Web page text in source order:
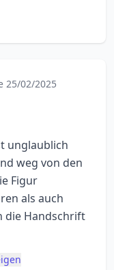
25/02/2025
unglaublich
weg von den
Figur
als auch
die Handschrift